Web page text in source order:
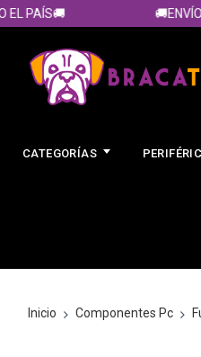
PAÍS🚚 🚚ENVÍOS
CATEGORÍAS
Inicio Componentes Pc